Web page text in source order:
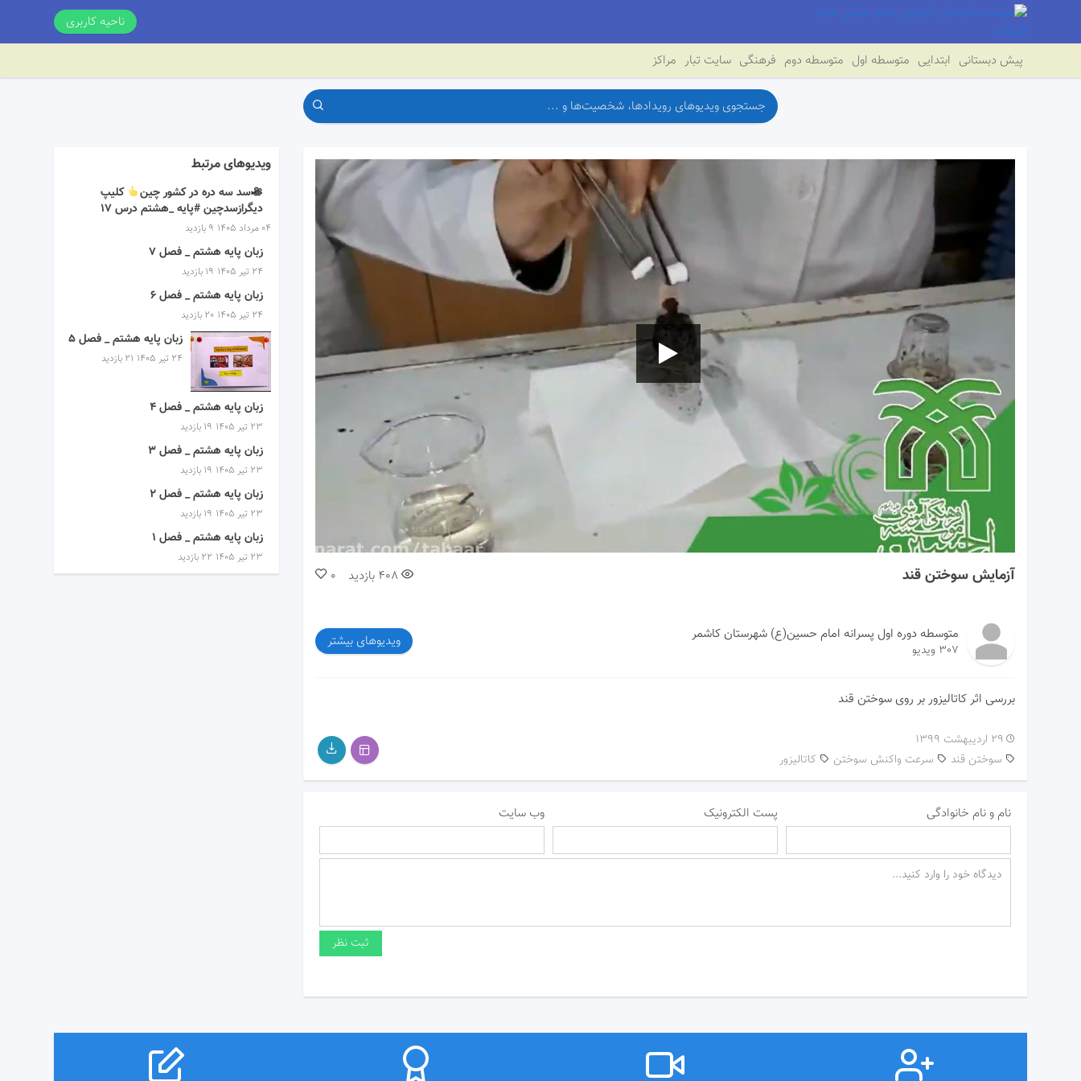
ناحیه کاربری
پیش دبستانی ابتدایی متوسطه اول متوسطه دوم فرهنگی سایت تبار مراکز
00:00
آزمایش سوختن قند 0 408 بازدید
متوسطه دوره اول پسرانه امام حسین(ع) شهرستان کاشمر
307 ویدیو ویدیوهای بیشتر
بررسی اثر کاتالیزور بر روی سوختن قند
۲۹ اردیبهشت ۱۳۹۹
سرعت واکنش سوختن
سوختن قند کاتالیزور
نام و نام خانوادگی پست الکترونیک وب سایت
ویدیوهای مرتبط
سد سه دره در کشور چین
کلیپ
دیگرازسدچین #پایه _هشتم درس ۱۷
۰۴ مرداد ۱۴۰۵ 9 بازدید
زبان پایه هشتم _ فصل 7
۲۴ تیر ۱۴۰۵ 19 بازدید
زبان پایه هشتم _ فصل 6
۲۴ تیر ۱۴۰۵ 20 بازدید
زبان پایه هشتم _ فصل 5
۲۴ تیر ۱۴۰۵ 21 بازدید
زبان پایه هشتم _ فصل 4
۲۳ تیر ۱۴۰۵ 19 بازدید
زبان پایه هشتم _ فصل 3
۲۳ تیر ۱۴۰۵ 19 بازدید
زبان پایه هشتم _ فصل 2
۲۳ تیر ۱۴۰۵ 19 بازدید
زبان پایه هشتم _ فصل 1
۲۳ تیر ۱۴۰۵ 22 بازدید